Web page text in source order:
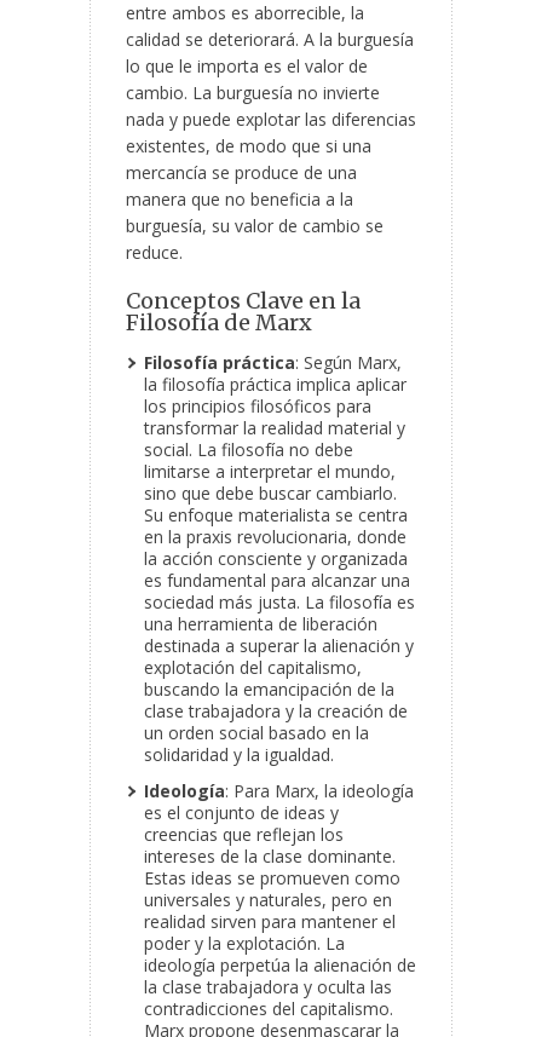
entre ambos es aborrecible, la
calidad se deteriorará. A la burguesía
lo que le importa es el valor de
cambio. La burguesía no invierte
nada y puede explotar las diferencias
existentes, de modo que si una
mercancía se produce de una
manera que no beneficia a la
burguesía, su valor de cambio se
reduce.
Conceptos Clave en la
Filosofía de Marx
Filosofía práctica: Según Marx,
la filosofía práctica implica aplicar
los principios filosóficos para
transformar la realidad material y
social. La filosofía no debe
limitarse a interpretar el mundo,
sino que debe buscar cambiarlo.
Su enfoque materialista se centra
en la praxis revolucionaria, donde
la acción consciente y organizada
es fundamental para alcanzar una
sociedad más justa. La filosofía es
una herramienta de liberación
destinada a superar la alienación y
explotación del capitalismo,
buscando la emancipación de la
clase trabajadora y la creación de
un orden social basado en la
solidaridad y la igualdad.
Ideología: Para Marx, la ideología
es el conjunto de ideas y
creencias que reflejan los
intereses de la clase dominante.
Estas ideas se promueven como
universales y naturales, pero en
realidad sirven para mantener el
poder y la explotación. La
ideología perpetúa la alienación de
la clase trabajadora y oculta las
contradicciones del capitalismo.
Marx propone desenmascarar la